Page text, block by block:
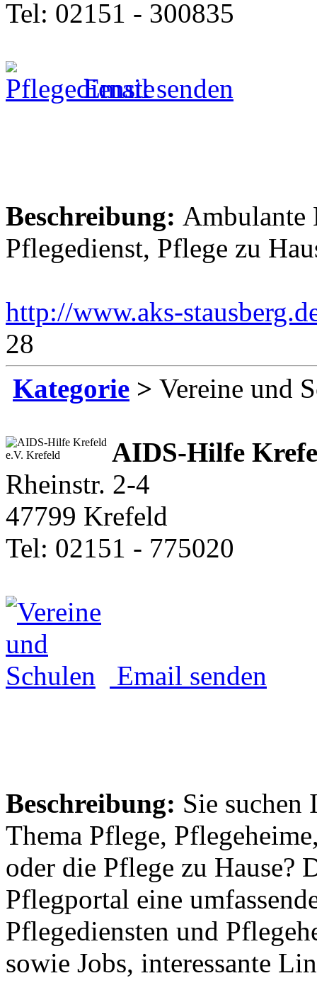
Tel: 02151 - 300835
Email senden
Beschreibung: Ambulante
Pflegedienst, Pflege zu
http://www.aks-
28
Kategorie > Vereine und
AIDS-Hilfe
Rheinstr. 2-4
47799 Krefeld
Tel: 02151 - 775020
Email senden
Beschreibung: Sie suchen
Thema Pflege,
oder die Pflege zu Hause?
Pflegportal eine
Pflegediensten und
sowie Jobs, interessante